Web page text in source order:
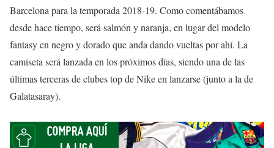
Barcelona para la temporada 2018-19. Como comentábamos
desde hace tiempo, será salmón y naranja, en lugar del modelo
fantasy en negro y dorado que anda dando vueltas por ahí. La
camiseta será lanzada en los próximos días, siendo una de las
últimas terceras de clubes top de Nike en lanzarse (junto a la de
Galatasaray).